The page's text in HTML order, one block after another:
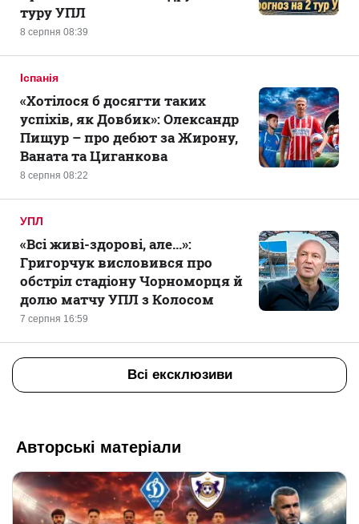
8 серпня 08:39
туру УПЛ
Іспанія
8 серпня 08:22
«Хотілося б досягти таких
успіхів, як Довбик»: Олександр
Пищур – про дебют за Жирону,
Ваната та Циганкова
УПЛ
7 серпня 16:59
«Всі живі-здорові, але...»:
Григорчук висловився про
обстріл стадіону Чорноморця й
долю матчу УПЛ з Колосом
Всі ексклюзиви
Авторські матеріали